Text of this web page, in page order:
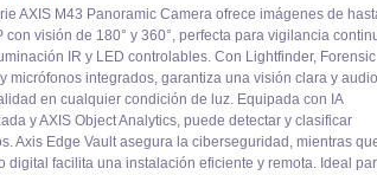
AXIS M43 Panoramic Camera ofrece imágenes de
con visión de 180° y 360°, perfecta para vigilancia
IR y LED controlables. Con Lightfinder, Forensic
micrófonos integrados, garantiza una visión clara y
en cualquier condición de luz. Equipada con IA
y AXIS Object Analytics, puede detectar y clasificar
Axis Edge Vault asegura la ciberseguridad, mientras
digital facilita una instalación eficiente y remota. Ideal